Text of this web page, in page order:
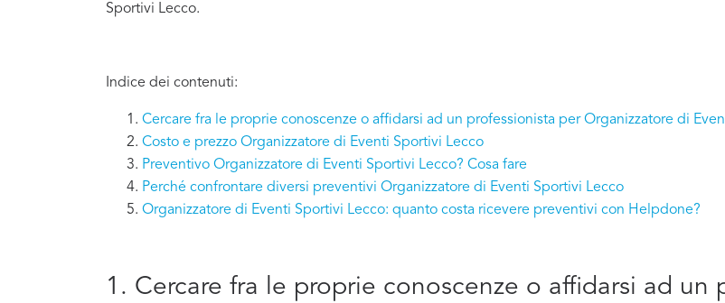
Sportivi Lecco.
Indice dei contenuti:
Cercare fra le proprie conoscenze o affidarsi ad un professionista per Organizzatore di
Costo e prezzo Organizzatore di Eventi Sportivi Lecco
Preventivo Organizzatore di Eventi Sportivi Lecco? Cosa fare
Perché confrontare diversi preventivi Organizzatore di Eventi Sportivi Lecco
Organizzatore di Eventi Sportivi Lecco: quanto costa ricevere preventivi con Helpdone?
1. Cercare fra le proprie conoscenze o affidarsi ad un